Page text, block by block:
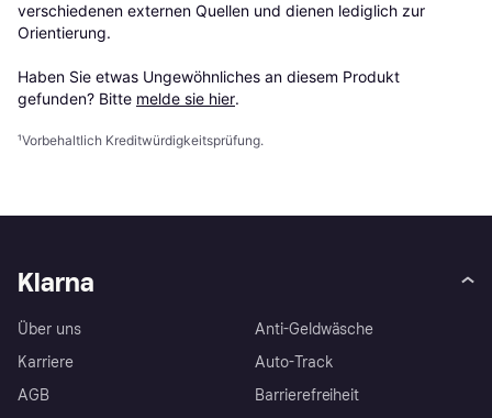
verschiedenen externen Quellen und dienen lediglich zur
Orientierung.
Haben Sie etwas Ungewöhnliches an diesem Produkt
gefunden? Bitte melde sie hier.
¹Vorbehaltlich Kreditwürdigkeitsprüfung.
Klarna
Über uns
Karriere
AGB
Anti-Geldwäsche
Auto-Track
Barrierefreiheit